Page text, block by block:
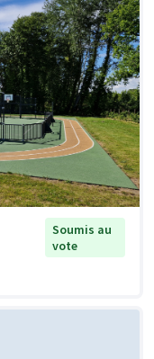
Soumis au
vote